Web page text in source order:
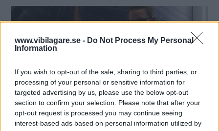
www.vibilagare.se - Do Not Process My Personal
Information
If you wish to opt-out of the sale, sharing to third parties, or
processing of your personal or sensitive information for
targeted advertising by us, please use the below opt-out
section to confirm your selection. Please note that after your
opt-out request is processed you may continue seeing
interest-based ads based on personal information utilized by
Gummidubb mot traditionell dubb i förstorat utförande.